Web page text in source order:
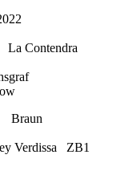
La Contendra
Braun
Verdissa ZB1